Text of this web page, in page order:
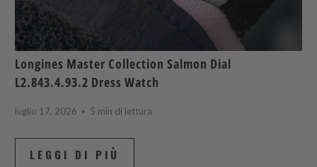
Longines Master Collection Salmon Dial
L2.843.4.93.2 Dress Watch
luglio 17, 2026 5 min di lettura
LEGGI DI PIÙ